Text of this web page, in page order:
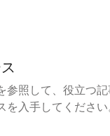
参照して、役立つ
入手してください